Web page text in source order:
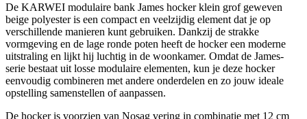
De KARWEI modulaire bank James hocker klein grof geweven
beige polyester is een compact en veelzijdig element dat je op
verschillende manieren kunt gebruiken. Dankzij de strakke
vormgeving en de lage ronde poten heeft de hocker een moderne
uitstraling en lijkt hij luchtig in de woonkamer. Omdat de James-
serie bestaat uit losse modulaire elementen, kun je deze hocker
eenvoudig combineren met andere onderdelen en zo jouw ideale
opstelling samenstellen of aanpassen.
De hocker is voorzien van Nosag vering in combinatie met 12 cm